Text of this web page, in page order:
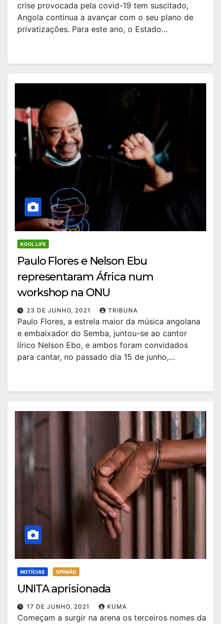
crise provocada pela covid-19 tem suscitado,
Angola continua a avançar com o seu plano de
privatizações. Para este ano, o Estado…
KOOL LIFE
Paulo Flores e Nelson Ebu
representaram África num
workshop na ONU
23 DE JUNHO, 2021 TRIBUNA
Paulo Flores, a estrela maior da música angolana
e embaixador do Semba, juntou-se ao cantor
lírico Nelson Ebo, e ambos foram convidados
para cantar, no passado dia 15 de junho,…
NOTÍCIAS OPINIÃO
UNITA aprisionada
17 DE JUNHO, 2021 KUMA
Começam a surgir na arena os terceiros nomes da